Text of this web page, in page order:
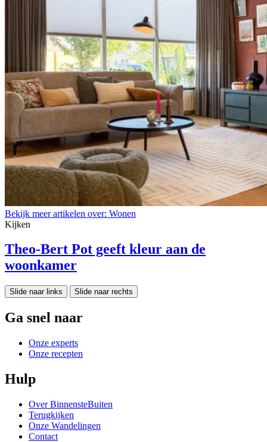
Bekijk meer artikelen over: Wonen
Kijken
Theo-Bert Pot geeft kleur aan de
woonkamer
Slide naar links Slide naar rechts
Ga snel naar
Onze experts
Onze recepten
Hulp
Over BinnensteBuiten
Terugkijken
Onze Wandelingen
Contact